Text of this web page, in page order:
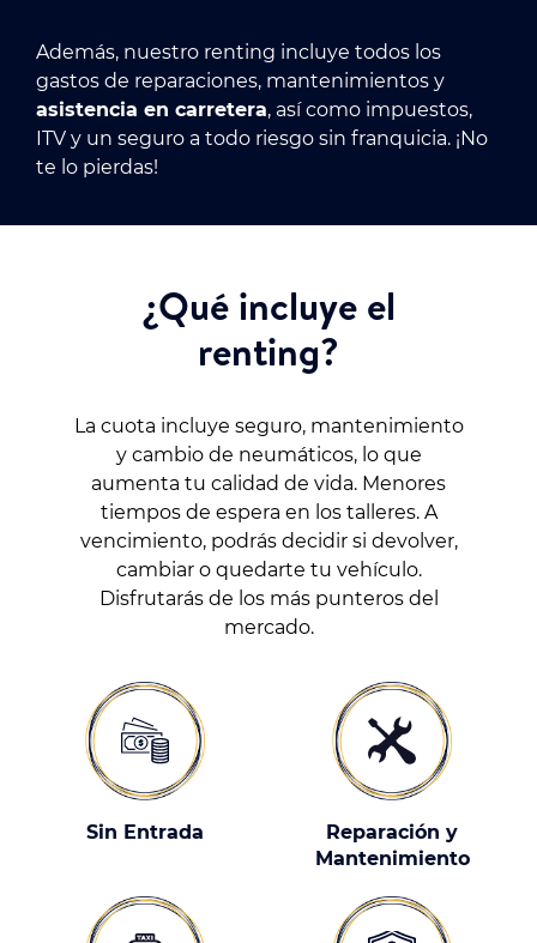
Además, nuestro renting incluye todos los
gastos de reparaciones, mantenimientos y
asistencia en carretera, así como impuestos,
ITV y un seguro a todo riesgo sin franquicia. ¡No
te lo pierdas!
¿Qué incluye el
renting?
La cuota incluye seguro, mantenimiento
y cambio de neumáticos, lo que
aumenta tu calidad de vida. Menores
tiempos de espera en los talleres. A
vencimiento, podrás decidir si devolver,
cambiar o quedarte tu vehículo.
Disfrutarás de los más punteros del
mercado.
Sin Entrada
Reparación y
Mantenimiento